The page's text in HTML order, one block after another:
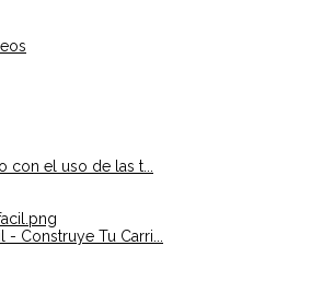
con el uso de las t...
Construye Tu Carri...